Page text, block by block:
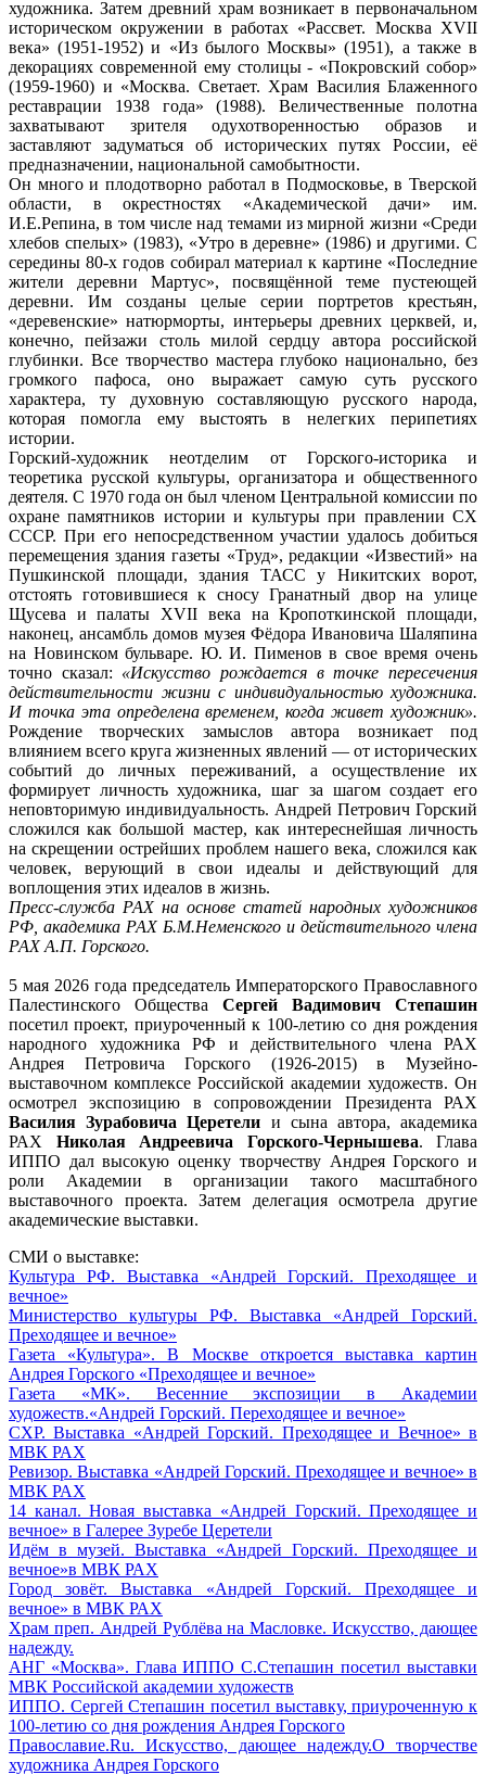
художника. Затем древний храм возникает в первоначальном
историческом окружении в работах «Рассвет. Москва XVII
века» (1951-1952) и «Из былого Москвы» (1951), а также в
декорациях современной ему столицы - «Покровский собор»
(1959-1960) и «Москва. Светает. Храм Василия Блаженного
реставрации 1938 года» (1988). Величественные полотна
захватывают зрителя одухотворенностью образов и
заставляют задуматься об исторических путях России, её
предназначении, национальной самобытности.
Он много и плодотворно работал в Подмосковье, в Тверской
области, в окрестностях «Академической дачи» им.
И.Е.Репина, в том числе над темами из мирной жизни «Среди
хлебов спелых» (1983), «Утро в деревне» (1986) и другими. С
середины 80-х годов собирал материал к картине «Последние
жители деревни Мартус», посвящённой теме пустеющей
деревни. Им созданы целые серии портретов крестьян,
«деревенские» натюрморты, интерьеры древних церквей, и,
конечно, пейзажи столь милой сердцу автора российской
глубинки. Все творчество мастера глубоко национально, без
громкого пафоса, оно выражает самую суть русского
характера, ту духовную составляющую русского народа,
которая помогла ему выстоять в нелегких перипетиях
истории.
Горский-художник неотделим от Горского-историка и
теоретика русской культуры, организатора и общественного
деятеля. С 1970 года он был членом Центральной комиссии по
охране памятников истории и культуры при правлении СХ
СССР. При его непосредственном участии удалось добиться
перемещения здания газеты «Труд», редакции «Известий» на
Пушкинской площади, здания ТАСС у Никитских ворот,
отстоять готовившиеся к сносу Гранатный двор на улице
Щусева и палаты ХVII века на Кропоткинской площади,
наконец, ансамбль домов музея Фёдора Ивановича Шаляпина
на Новинском бульваре. Ю. И. Пименов в свое время очень
точно сказал: «Искусство рождается в точке пересечения
действительности жизни с индивидуальностью художника.
И точка эта определена временем, когда живет художник».
Рождение творческих замыслов автора возникает под
влиянием всего круга жизненных явлений — от исторических
событий до личных переживаний, а осуществление их
формирует личность художника, шаг за шагом создает его
неповторимую индивидуальность. Андрей Петрович Горский
сложился как большой мастер, как интереснейшая личность
на скрещении острейших проблем нашего века, сложился как
человек, верующий в свои идеалы и действующий для
воплощения этих идеалов в жизнь.
Пресс-служба РАХ на основе статей народных художников
РФ, академика РАХ Б.М.Неменского и действительного члена
РАХ А.П. Горского.
5 мая 2026 года председатель Императорского Православного
Палестинского Общества Сергей Вадимович Степашин
посетил проект, приуроченный к 100-летию со дня рождения
народного художника РФ и действительного члена РАХ
Андрея Петровича Горского (1926-2015) в Музейно-
выставочном комплексе Российской академии художеств. Он
осмотрел экспозицию в сопровождении Президента РАХ
Василия Зурабовича Церетели и сына автора, академика
РАХ Николая Андреевича Горского-Чернышева. Глава
ИППО дал высокую оценку творчеству Андрея Горского и
роли Академии в организации такого масштабного
выставочного проекта. Затем делегация осмотрела другие
академические выставки.
СМИ о выставке:
Культура РФ. Выставка «Андрей Горский. Преходящее и
вечное»
Министерство культуры РФ. Выставка «Андрей Горский.
Преходящее и вечное»
Газета «Культура». В Москве откроется выставка картин
Андрея Горского «Преходящее и вечное»
Газета «МК». Весенние экспозиции в Академии
художеств.«Андрей Горский. Переходящее и вечное»
СХР. Выставка «Андрей Горский. Преходящее и Вечное» в
МВК РАХ
Ревизор. Выставка «Андрей Горский. Преходящее и вечное» в
МВК РАХ
14 канал. Новая выставка «Андрей Горский. Преходящее и
вечное» в Галерее Зуребе Церетели
Идём в музей. Выставка «Андрей Горский. Преходящее и
вечное»в МВК РАХ
Город зовёт. Выставка «Андрей Горский. Преходящее и
вечное» в МВК РАХ
Храм преп. Андрей Рублёва на Масловке. Искусство, дающее
надежду.
АНГ «Москва». Глава ИППО С.Степашин посетил выставки
МВК Российской академии художеств
ИППО. Сергей Степашин посетил выставку, приуроченную к
100-летию со дня рождения Андрея Горского
Православие.Ru. Искусство, дающее надежду.О творчестве
художника Андрея Горского